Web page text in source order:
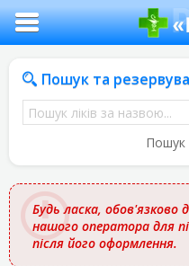
Пошук та
Пошук
ліків
назвою
Пошук
Будь ласка, обов'язково
нашого оператора для
після його оформлення.